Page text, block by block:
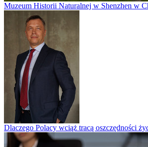
Muzeum Historii Naturalnej w Shenzhen w
Dlaczego Polacy wciąż tracą oszczędności